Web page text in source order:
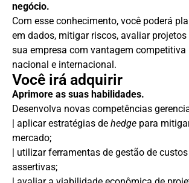
negócio.
Com esse conhecimento, você poderá
em dados, mitigar riscos, avaliar
sua empresa com vantagem competitiva
nacional e internacional.
Você irá adquirir
Aprimore as suas habilidades.
Desenvolva novas competências
| aplicar estratégias de hedge para
mercado;
| utilizar ferramentas de gestão de
assertivas;